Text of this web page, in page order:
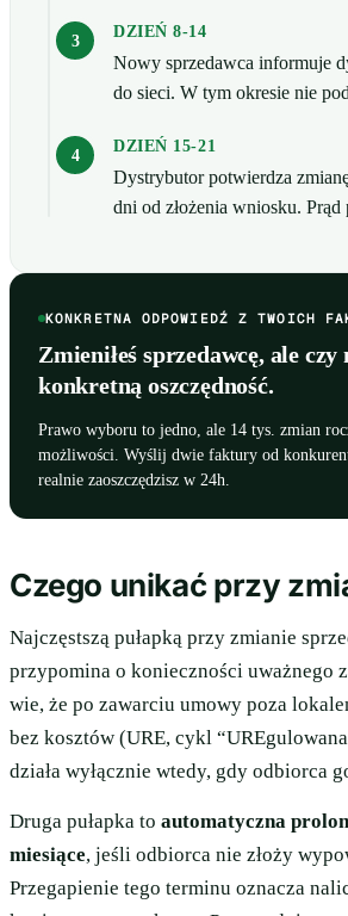
DZIEŃ 8-14
Nowy sprzedawca informuje
do sieci. W tym okresie nie
DZIEŃ 15-21
Dystrybutor potwierdza
dni od złożenia wniosku.
KONKRETNA ODPOWIEDŹ Z TWOICH
Zmieniłeś sprzedawcę, ale
konkretną oszczędność.
Prawo wyboru to jedno, ale 14 tys. zmian
możliwości. Wyślij dwie faktury od
realnie zaoszczędzisz w 24h.
Czego unikać przy
Najczęstszą pułapką przy zmianie
przypomina o konieczności uważnego
wie, że po zawarciu umowy poza
bez kosztów (URE, cykl
działa wyłącznie wtedy, gdy odbiorca
Druga pułapka to automatyczna
miesiące, jeśli odbiorca nie złoży
Przegapienie tego terminu oznacza